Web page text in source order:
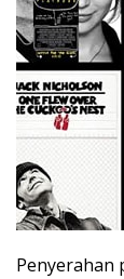
Penyerahan